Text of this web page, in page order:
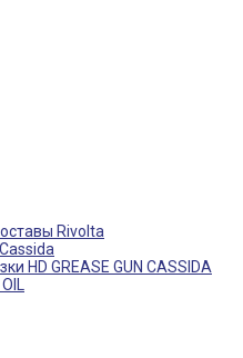
Rivolta
HD GREASE GUN CASSIDA